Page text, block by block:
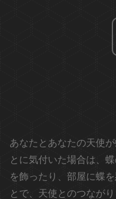
あなたとあなたの天使
とに気付いた場合は、
を飾ったり、部屋に蝶
とで、天使とのつなが